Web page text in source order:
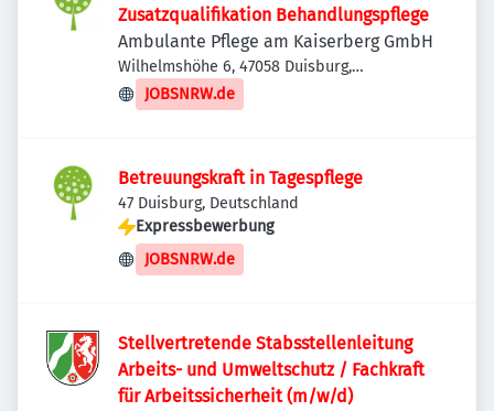
Zusatzqualifikation Behandlungspflege
Ambulante Pflege am Kaiserberg GmbH
Wilhelmshöhe 6, 47058 Duisburg,
Deutschland
JOBSNRW.de
Betreuungskraft in Tagespflege
47 Duisburg, Deutschland
Expressbewerbung
JOBSNRW.de
Stellvertretende Stabsstellenleitung
Arbeits- und Umweltschutz / Fachkraft
für Arbeitssicherheit (m/w/d)